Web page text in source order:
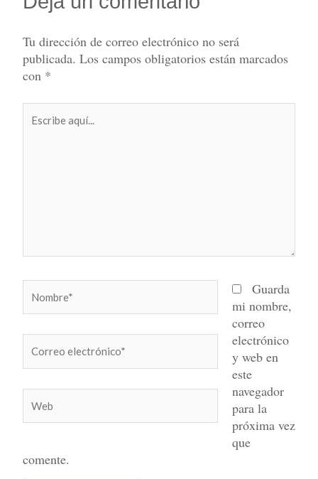
Tu dirección de correo electrónico no será
publicada. Los campos obligatorios están marcados
con *
aquí...
electrónico*
Guarda
mi nombre,
correo
electrónico
y web en
este
navegador
para la
próxima vez
que
comente.